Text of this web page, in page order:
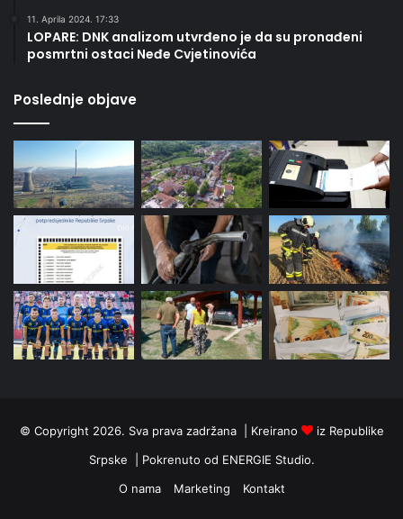
11. Aprila 2024. 17:33
LOPARE: DNK analizom utvrđeno je da su pronađeni
posmrtni ostaci Neđe Cvjetinovića
Poslednje objave
© Copyright 2026. Sva prava zadržana | Kreirano
iz Republike
Srpske | Pokrenuto od ENERGIE Studio.
O nama
Marketing Kontakt